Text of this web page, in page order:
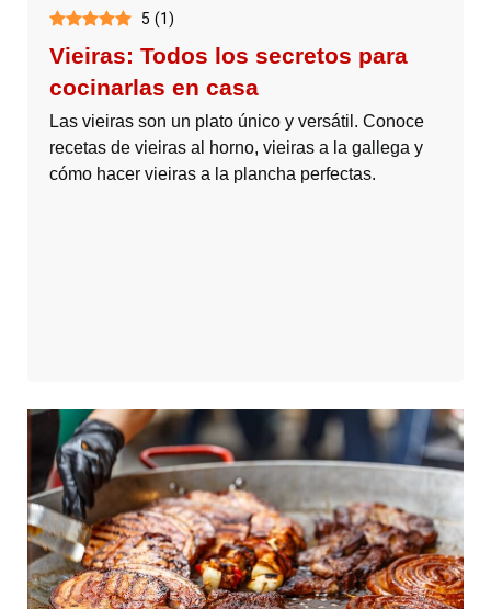
5 (1)
Vieiras: Todos los secretos para
cocinarlas en casa
Las vieiras son un plato único y versátil. Conoce
recetas de vieiras al horno, vieiras a la gallega y
cómo hacer vieiras a la plancha perfectas.